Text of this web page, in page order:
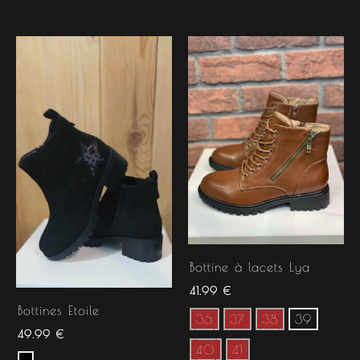
Bottines Etoile
49.99 €
Bottine à lacets Lya
41.99 €
36 37 38 39
40 41